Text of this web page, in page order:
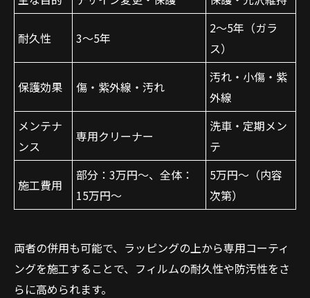
耐久性 3～5年
2～5年（ガラ
ス）
保護効果 傷・紫外線・汚れ
汚れ・小傷・紫
外線
メンテナ
ンス
専用クリーナー
洗車・定期メン
テ
施工費用
部分：3万円～、全体：
15万円～
5万円～（内容
次第）
両者の併用も可能で、ラッピングの上から専用コーティ
ングを施工することで、フィルムの耐久性や防汚性をさ
らに高められます。